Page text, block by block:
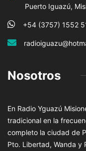
Puerto Iguazú,
+54 (3757) 1552
Nosotros
En Radio Yguazú
tradicional en la
completo la ciudad de
Pto. Libertad, Wanda y